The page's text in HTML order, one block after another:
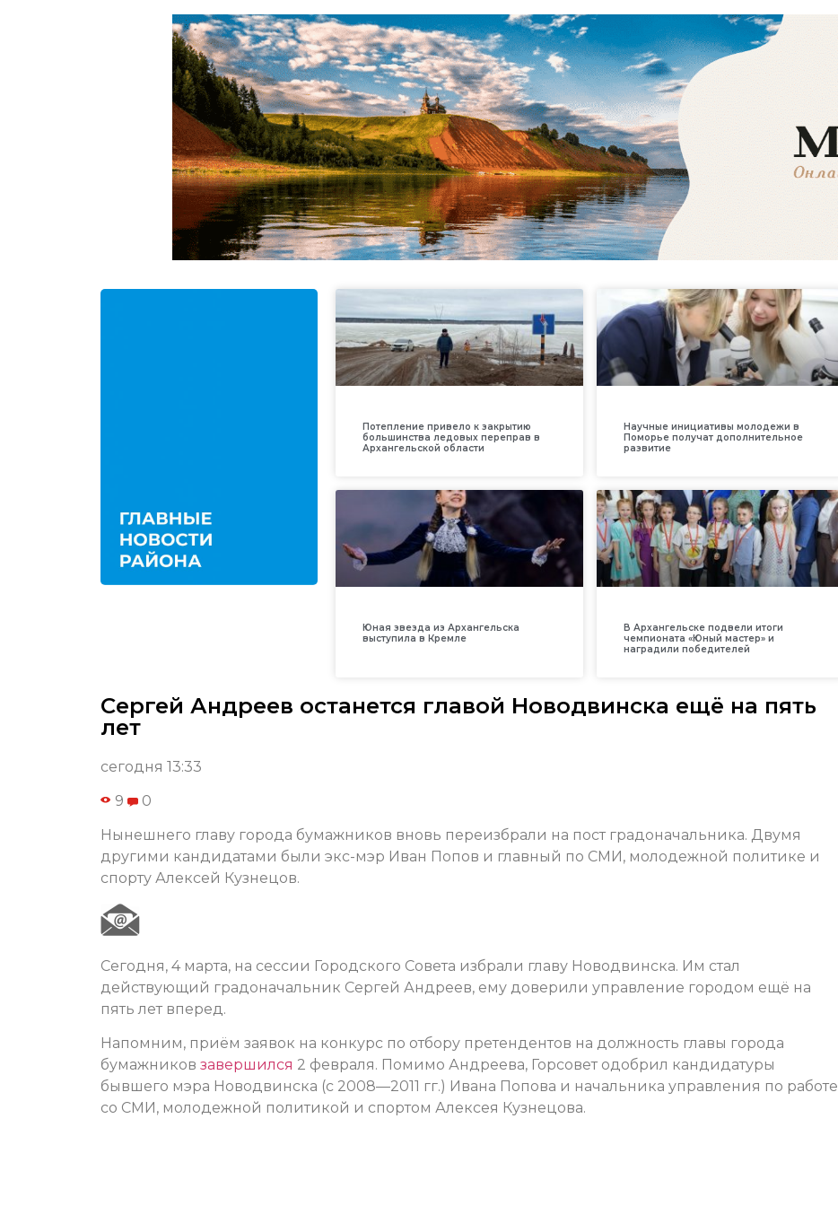
Потепление привело к закрытию
большинства ледовых переправ в
Архангельской области
Научные инициативы молодежи в
Поморье получат дополнительное
развитие
Юная звезда из Архангельска
выступила в Кремле
В Архангельске подвели итоги
чемпионата «Юный мастер» и
наградили победителей
Сергей Андреев останется главой Новодвинска ещё на пять
лет
сегодня 13:33
9 0
Нынешнего главу города бумажников вновь переизбрали на пост градоначальника. Двумя
другими кандидатами были экс-мэр Иван Попов и главный по СМИ, молодежной политике и
спорту Алексей Кузнецов.
Сегодня, 4 марта, на сессии Городского Совета избрали главу Новодвинска. Им стал
действующий градоначальник Сергей Андреев, ему доверили управление городом ещё на
пять лет вперед.
Напомним, приём заявок на конкурс по отбору претендентов на должность главы города
бумажников завершился 2 февраля. Помимо Андреева, Горсовет одобрил кандидатуры
бывшего мэра Новодвинска (с 2008—2011 гг.) Ивана Попова и начальника управления по работе
со СМИ, молодежной политикой и спортом Алексея Кузнецова.